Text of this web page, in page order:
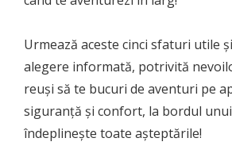
Urmează aceste cinci sfaturi utile
alegere informată, potrivită
reuși să te bucuri de aventuri pe
siguranță și confort, la bordul
îndeplinește toate așteptările!